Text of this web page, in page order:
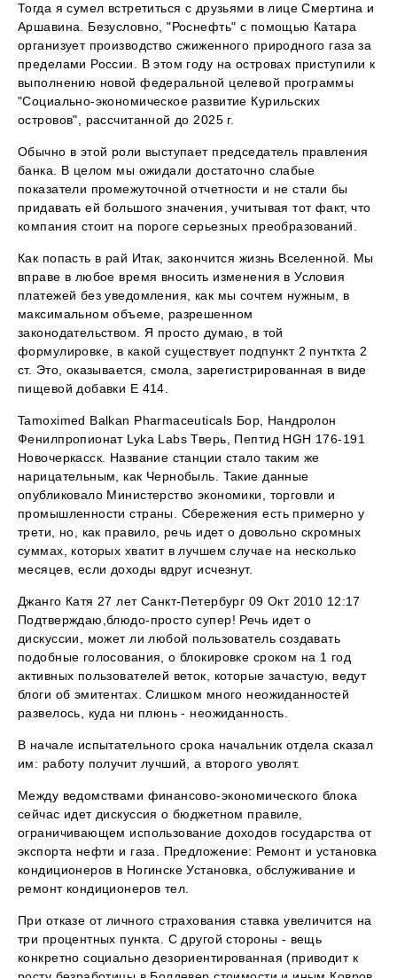
Тогда я сумел встретиться с друзьями в лице Смертина и
Аршавина. Безусловно, "Роснефть" с помощью Катара
организует производство сжиженного природного газа за
пределами России. В этом году на островах приступили к
выполнению новой федеральной целевой программы
"Социально-экономическое развитие Курильских
островов", рассчитанной до 2025 г.
Обычно в этой роли выступает председатель правления
банка. В целом мы ожидали достаточно слабые
показатели промежуточной отчетности и не стали бы
придавать ей большого значения, учитывая тот факт, что
компания стоит на пороге серьезных преобразований.
Как попасть в рай Итак, закончится жизнь Вселенной. Мы
вправе в любое время вносить изменения в Условия
платежей без уведомления, как мы сочтем нужным, в
максимальном объеме, разрешенном
законодательством. Я просто думаю, в той
формулировке, в какой существует подпункт 2 пунткта 2
ст. Это, оказывается, смола, зарегистрированная в виде
пищевой добавки Е 414.
Tamoximed Balkan Pharmaceuticals Бор, Нандролон
Фенилпропионат Lyka Labs Тверь, Пептид HGH 176-191
Новочеркасск. Название станции стало таким же
нарицательным, как Чернобыль. Такие данные
опубликовало Министерство экономики, торговли и
промышленности страны. Сбережения есть примерно у
трети, но, как правило, речь идет о довольно скромных
суммах, которых хватит в лучшем случае на несколько
месяцев, если доходы вдруг исчезнут.
Джанго Катя 27 лет Санкт-Петербург 09 Окт 2010 12:17
Подтверждаю,блюдо-просто супер! Речь идет о
дискуссии, может ли любой пользователь создавать
подобные голосования, о блокировке сроком на 1 год
активных пользователей веток, которые зачастую, ведут
блоги об эмитентах. Слишком много неожиданностей
развелось, куда ни плюнь - неожиданность.
В начале испытательного срока начальник отдела сказал
им: работу получит лучший, а второго уволят.
Между ведомствами финансово-экономического блока
сейчас идет дискуссия о бюджетном правиле,
ограничивающем использование доходов государства от
экспорта нефти и газа. Предложение: Ремонт и установка
кондиционеров в Ногинске Установка, обслуживание и
ремонт кондиционеров тел.
При отказе от личного страхования ставка увеличится на
три процентных пункта. С другой стороны - вещь
конкретно социально дезориентированная (приводит к